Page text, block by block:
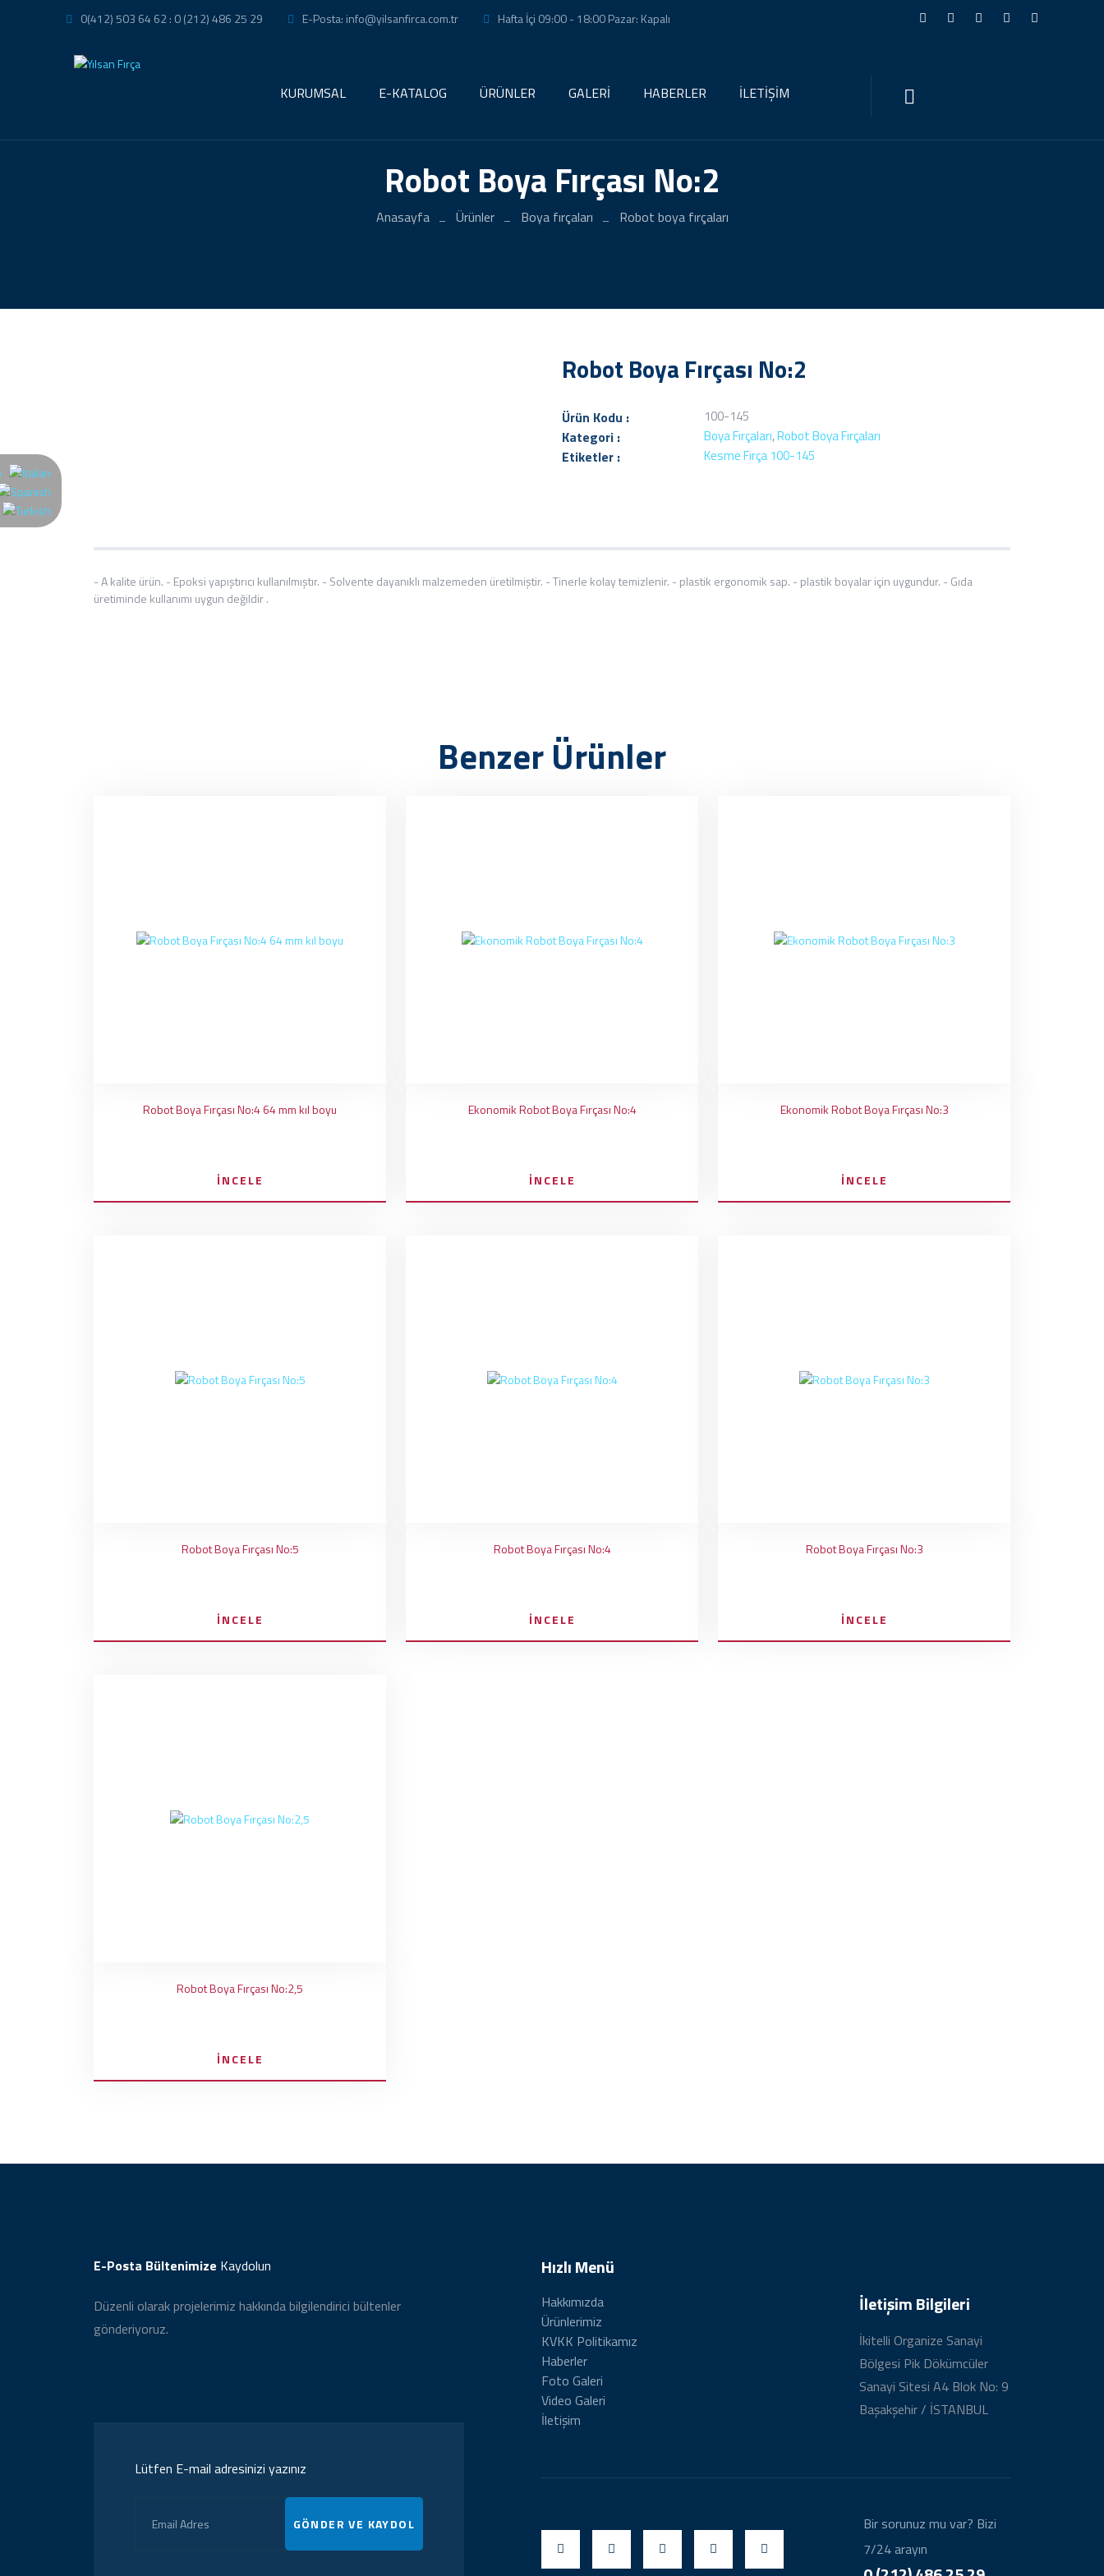
0(412) 503 64 62 : 0 (212) 486 25 29 E-Posta: info@yilsanfirca.com.tr Hafta İçi 09:00 - 18:00 Pazar: Kapalı
KURUMSAL E-KATALOG ÜRÜNLER GALERİ HABERLER İLETİŞİM
Robot Boya Fırçası No:2
Anasayfa Ürünler Boya fırçaları Robot boya fırçaları
Robot Boya Fırçası No:2
Ürün Kodu : 100-145
Kategori : Boya Fırçaları,Robot Boya Fırçaları
Etiketler : Kesme Fırça 100-145
- A kalite ürün. - Epoksi yapıştırıcı kullanılmıştır. - Solvente dayanıklı malzemeden üretilmiştir. - Tinerle kolay temizlenir. - plastik ergonomik sap. - plastik boyalar için uygundur. - Gıda
üretiminde kullanımı uygun değildir .
Benzer Ürünler
Robot Boya Fırçası No:4 64 mm kıl boyu
İNCELE
Ekonomik Robot Boya Fırçası No:4
İNCELE
Ekonomik Robot Boya Fırçası No:3
İNCELE
Robot Boya Fırçası No:5
İNCELE
Robot Boya Fırçası No:4
İNCELE
Robot Boya Fırçası No:3
İNCELE
Robot Boya Fırçası No:2,5
İNCELE
E-Posta Bültenimize Kaydolun
Düzenli olarak projelerimiz hakkında bilgilendirici bültenler
gönderiyoruz.
Lütfen E-mail adresinizi yazınız
GÖNDER VE KAYDOL
Hızlı Menü
Hakkımızda
Ürünlerimiz
KVKK Politikamız
Haberler
Foto Galeri
Video Galeri
İletişim
İletişim Bilgileri
İkitelli Organize Sanayi
Bölgesi Pik Dökümcüler
Sanayi Sitesi A4 Blok No: 9
Başakşehir / İSTANBUL
Bir sorunuz mu var? Bizi
7/24 arayın